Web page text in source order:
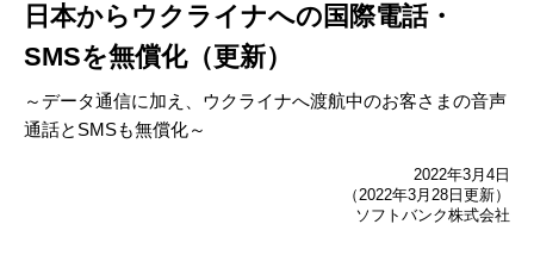
日本からウクライナへの国際電話・
SMSを無償化（更新）
～データ通信に加え、ウクライナへ渡航中のお客さまの音声
通話とSMSも無償化～
2022年3月4日
（2022年3月28日更新）
ソフトバンク株式会社